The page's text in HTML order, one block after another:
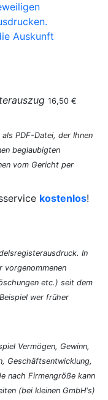
Auskunft
16,50 €
PDF-Datei, der Ihnen
beglaubigten
vom Gericht per
kostenlos!
In
vorgenommenen
etc.) seit dem
wer früher
Vermögen, Gewinn,
Geschäftsentwicklung,
nach Firmengröße kann
(bei kleinen GmbH's)